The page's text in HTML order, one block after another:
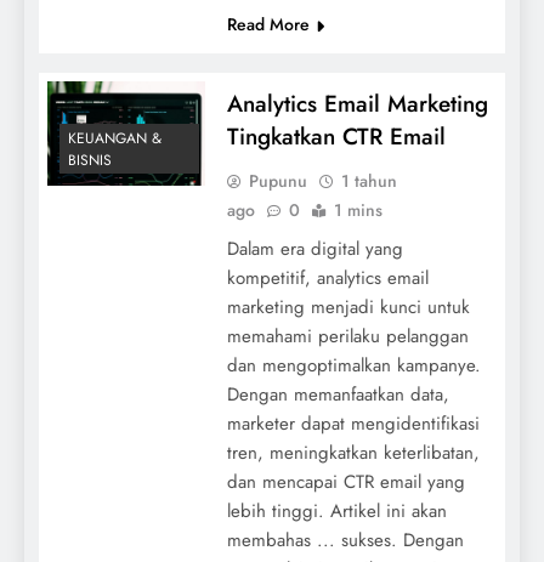
Read More
KEUANGAN &
BISNIS
Analytics Email Marketing
Tingkatkan CTR Email
Pupunu
1 tahun
ago
0 1 mins
Dalam era digital yang
kompetitif, analytics email
marketing menjadi kunci untuk
memahami perilaku pelanggan
dan mengoptimalkan kampanye.
Dengan memanfaatkan data,
marketer dapat mengidentifikasi
tren, meningkatkan keterlibatan,
dan mencapai CTR email yang
lebih tinggi. Artikel ini akan
membahas ... sukses. Dengan